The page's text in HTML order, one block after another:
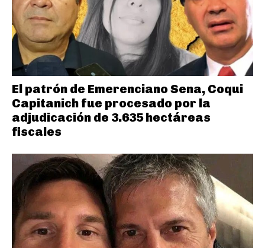
El patrón de Emerenciano Sena, Coqui
Capitanich fue procesado por la
adjudicación de 3.635 hectáreas
fiscales